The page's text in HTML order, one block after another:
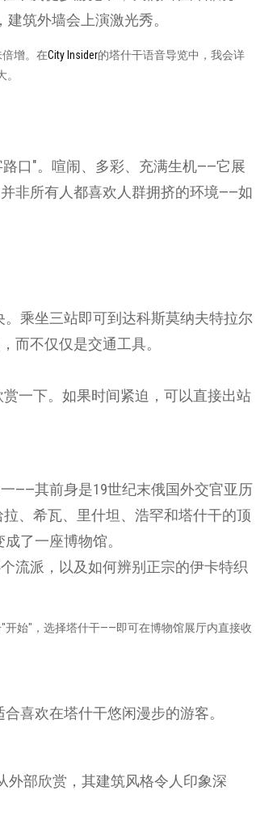
筑外墙会上演激光秀。
增。在City Insider的塔什干语音导览中，我会详
口"。喧闹、多彩、充满生机——它展
非所有人都喜欢人群拥挤的环境——如
乘坐三站即可到达科斯莫纳夫特拉尔
而不仅仅是交通工具。
一下。如果时间紧迫，可以直接出站
——其前身是19世纪末俄国外交官亚历
、希瓦、里什坦、浩罕和塔什干的顶
了一座博物馆。
流派，以及如何辨别正宗的伊卡特织
开始"，选择塔什干——即可在博物馆展厅内直接收
喜欢在塔什干悠闲漫步的游客。
外部欣赏，其建筑风格令人印象深